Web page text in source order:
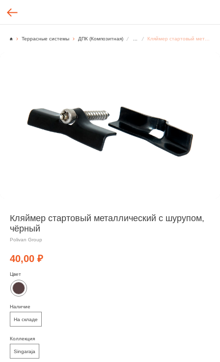
Террасные системы ДПК (Композитная)
Кляймер стартовый металлический с шурупом,
чёрный
Polivan Group
40,00 ₽
Цвет
Наличие
На складе
Коллекция
Singaraja